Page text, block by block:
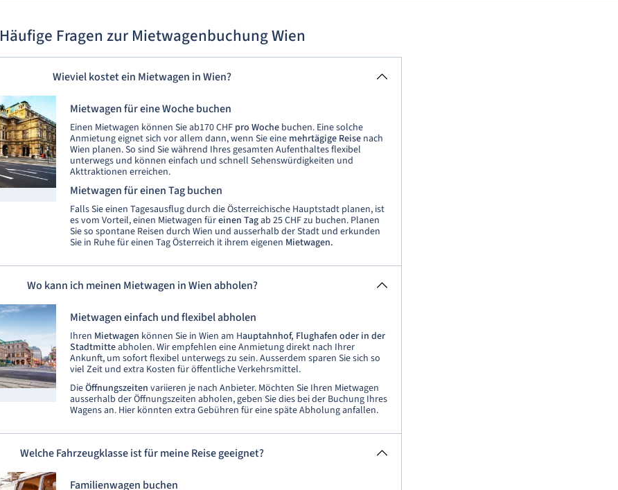
Häufige Fragen zur Mietwagenbuchung Wien
Wieviel kostet ein Mietwagen in Wien?
Mietwagen für eine Woche buchen
Einen Mietwagen können Sie ab170 CHF pro Woche buchen. Eine solche
Anmietung eignet sich vor allem dann, wenn Sie eine mehrtägige Reise nach
Wien planen. So sind Sie während Ihres gesamten Aufenthaltes flexibel
unterwegs und können einfach und schnell Sehenswürdigkeiten und
Akttraktionen erreichen.
Mietwagen für einen Tag buchen
Falls Sie einen Tagesausflug durch die Österreichische Hauptstadt planen, ist
es vom Vorteil, einen Mietwagen füreinen Tagab 25 CHF zu buchen. Planen
Sie so spontane Reisen durch Wien und ausserhalb der Stadt und erkunden
Sie in Ruhe für einen Tag Österreich it ihrem eigenen Mietwagen.
Wo kann ich meinen Mietwagen in Wien abholen?
Mietwagen einfach und flexibel abholen
Ihren Mietwagen können Sie in Wien am Hauptahnhof, Flughafen oder in der
Stadtmitteabholen. Wir empfehlen eine Anmietung direkt nach Ihrer
Ankunft, um sofort flexibel unterwegs zu sein. Ausserdem sparen Sie sich so
viel Zeit und extra Kosten für öffentliche Verkehrsmittel.
DieÖffnungszeiten variieren je nach Anbieter. Möchten Sie Ihren Mietwagen
ausserhalb der Öffnungszeiten abholen, geben Sie dies bei der Buchung Ihres
Wagens an. Hier könnten extra Gebühren für eine späte Abholung anfallen.
Welche Fahrzeugklasse ist für meine Reise geeignet?
Familienwagen buchen